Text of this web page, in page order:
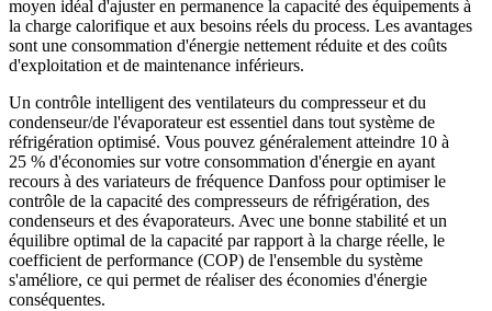
moyen idéal d'ajuster en permanence la capacité des équipements à
la charge calorifique et aux besoins réels du process. Les avantages
sont une consommation d'énergie nettement réduite et des coûts
d'exploitation et de maintenance inférieurs.
Un contrôle intelligent des ventilateurs du compresseur et du
condenseur/de l'évaporateur est essentiel dans tout système de
réfrigération optimisé. Vous pouvez généralement atteindre 10 à
25 % d'économies sur votre consommation d'énergie en ayant
recours à des variateurs de fréquence Danfoss pour optimiser le
contrôle de la capacité des compresseurs de réfrigération, des
condenseurs et des évaporateurs. Avec une bonne stabilité et un
équilibre optimal de la capacité par rapport à la charge réelle, le
coefficient de performance (COP) de l'ensemble du système
s'améliore, ce qui permet de réaliser des économies d'énergie
conséquentes.